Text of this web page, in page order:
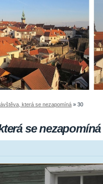
která se nezapomíná » 30
se nezapomíná